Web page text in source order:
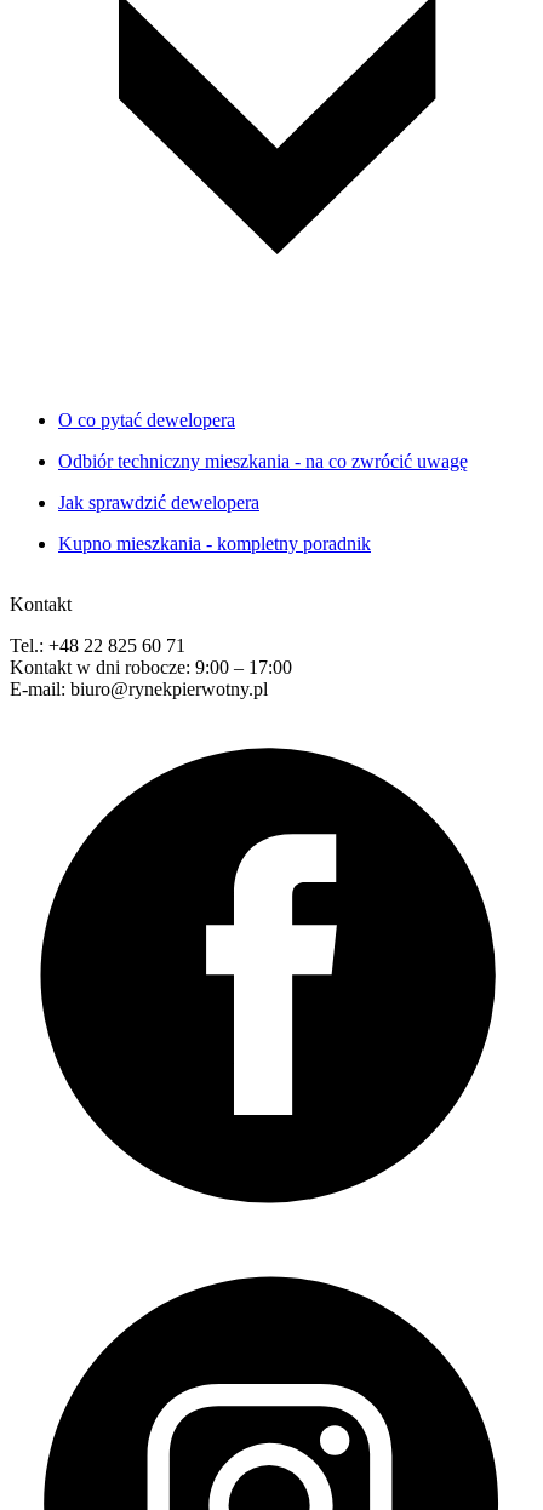
O co pytać dewelopera
Odbiór techniczny mieszkania - na co zwrócić uwagę
Jak sprawdzić dewelopera
Kupno mieszkania - kompletny poradnik
Kontakt
Tel.: +48 22 825 60 71
Kontakt w dni robocze: 9:00 – 17:00
E-mail: biuro@rynekpierwotny.pl